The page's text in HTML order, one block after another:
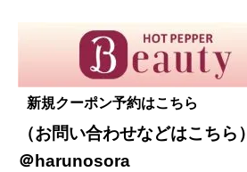
新規クーポン予約はこちら
（お問い合わせなどはこちら ）
＠harunosora